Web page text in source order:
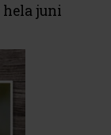
juni